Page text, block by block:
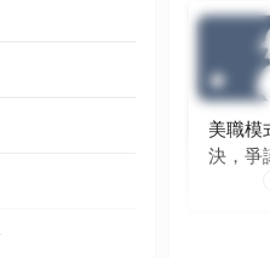
美職模
決，爭